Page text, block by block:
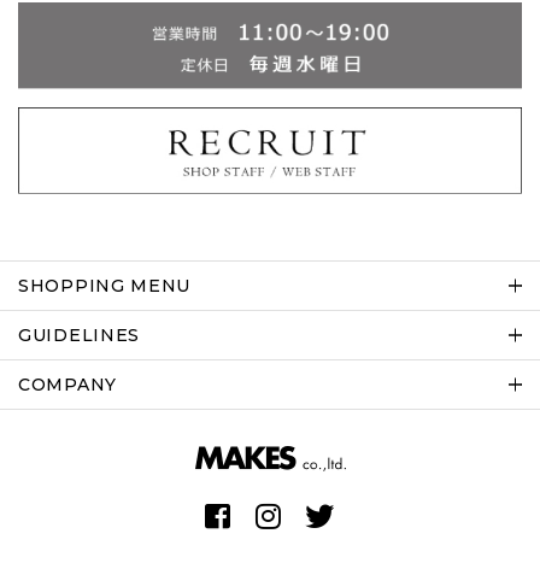
SHOPPING MENU
GUIDELINES
COMPANY